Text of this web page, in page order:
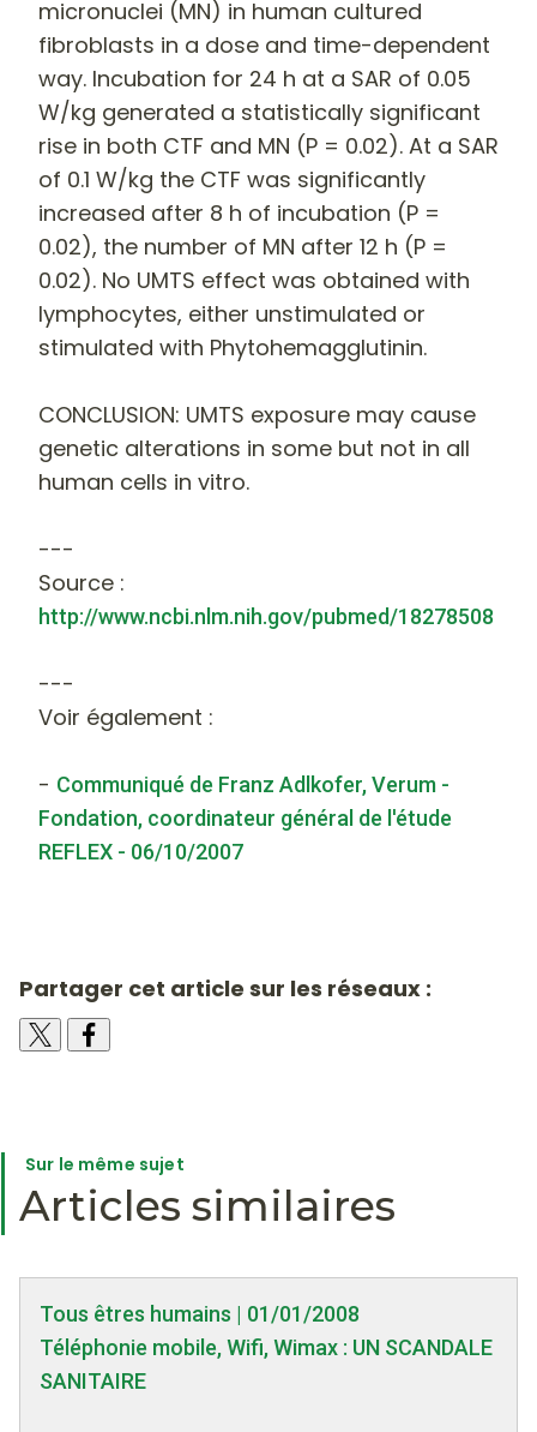
micronuclei (MN) in human cultured
fibroblasts in a dose and time-dependent
way. Incubation for 24 h at a SAR of 0.05
W/kg generated a statistically significant
rise in both CTF and MN (P = 0.02). At a SAR
of 0.1 W/kg the CTF was significantly
increased after 8 h of incubation (P =
0.02), the number of MN after 12 h (P =
0.02). No UMTS effect was obtained with
lymphocytes, either unstimulated or
stimulated with Phytohemagglutinin.
CONCLUSION: UMTS exposure may cause
genetic alterations in some but not in all
human cells in vitro.
---
Source :
http://www.ncbi.nlm.nih.gov/pubmed/18278508
---
Voir également :
- Communiqué de Franz Adlkofer, Verum -
Fondation, coordinateur général de l'étude
REFLEX - 06/10/2007
Partager cet article sur les réseaux :
Sur le même sujet
Articles similaires
Tous êtres humains | 01/01/2008
Téléphonie mobile, Wifi, Wimax : UN SCANDALE
SANITAIRE